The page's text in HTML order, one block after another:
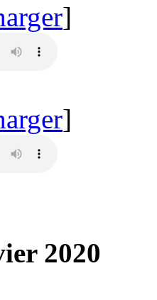
]
]
2020